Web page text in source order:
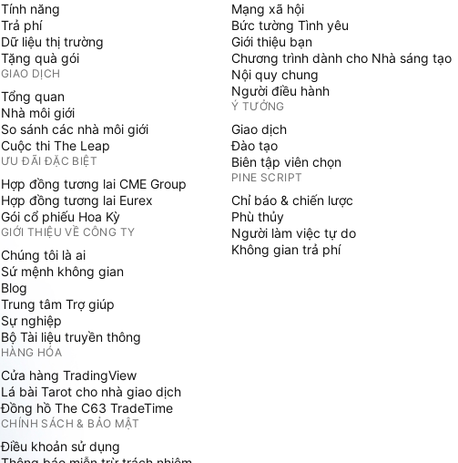
Tính năng
Trả phí
Dữ liệu thị trường
Tặng quà gói
GIAO DỊCH
Tổng quan
Nhà môi giới
So sánh các nhà môi giới
Cuộc thi The Leap
ƯU ĐÃI ĐẶC BIỆT
Hợp đồng tương lai CME Group
Hợp đồng tương lai Eurex
Gói cổ phiếu Hoa Kỳ
GIỚI THIỆU VỀ CÔNG TY
Chúng tôi là ai
Sứ mệnh không gian
Blog
Trung tâm Trợ giúp
Sự nghiệp
Bộ Tài liệu truyền thông
HÀNG HÓA
Cửa hàng TradingView
Lá bài Tarot cho nhà giao dịch
Đồng hồ The C63 TradeTime
CHÍNH SÁCH & BẢO MẬT
Điều khoản sử dụng
Mạng xã hội
Bức tường Tình yêu
Giới thiệu bạn
Chương trình dành cho Nhà sáng tạo
Nội quy chung
Người điều hành
Ý TƯỞNG
Giao dịch
Đào tạo
Biên tập viên chọn
PINE SCRIPT
Chỉ báo & chiến lược
Phù thủy
Người làm việc tự do
Không gian trả phí